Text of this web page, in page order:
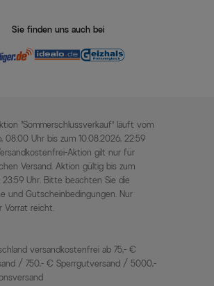
Sie finden uns auch bei
„Sommerschlussverkauf“ läuft vom
08:00 Uhr bis zum 10.08.2026, 22:59
Aktion gilt nur für
Versand. Aktion gültig bis zum
23:59 Uhr. Bitte beachten Sie die
und Gutscheinbedingungen. Nur
Vorrat reicht.
versandkostenfrei ab 75,- €
/ 750,- € Sperrgutversand / 5000,-